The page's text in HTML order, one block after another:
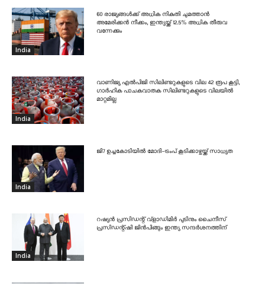
India
60 രാജ്യങ്ങൾക്ക് അധിക നികുതി ചുമത്താൻ
അമേരിക്കൻ നീക്കം, ഇന്ത്യയ്ക്ക് 12.5% അധിക തീരുവ
വന്നേക്കും
India
വാണിജ്യ എൽപിജി സിലിണ്ടറുകളുടെ വില 42 രൂപ കൂട്ടി,
ഗാർഹിക പാചകവാതക സിലിണ്ടറുകളുടെ വിലയിൽ
മാറ്റമില്ല
India
ജി7 ഉച്ചകോടിയിൽ മോദി-ട്രംപ് കൂടിക്കാഴ്ചയ്ക്ക് സാധ്യത
India
റഷ്യൻ പ്രസിഡന്റ് വ്‌ളാഡിമിർ പുടിനും ചൈനീസ്
പ്രസിഡന്റ്ഷി ജിൻപിങ്ങും ഇന്ത്യ സന്ദർശനത്തിന്